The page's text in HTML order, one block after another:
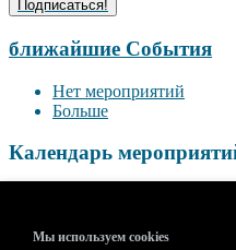
ближайшие События
Нет мероприятий
Больше
Календарь
П В С Ч П С
Мы используем cookies